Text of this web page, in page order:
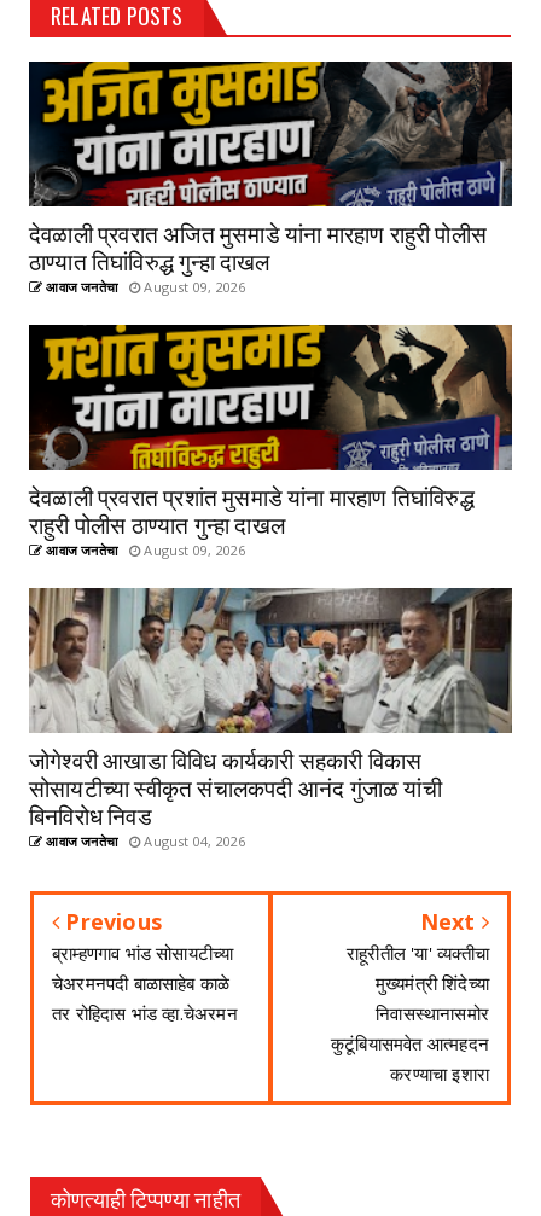
RELATED POSTS
देवळाली प्रवरात अजित मुसमाडे यांना मारहाण राहुरी पोलीस
ठाण्यात तिघांविरुद्ध गुन्हा दाखल
आवाज जनतेचा August 09, 2026
देवळाली प्रवरात प्रशांत मुसमाडे यांना मारहाण तिघांविरुद्ध
राहुरी पोलीस ठाण्यात गुन्हा दाखल
आवाज जनतेचा August 09, 2026
जोगेश्वरी आखाडा विविध कार्यकारी सहकारी विकास
सोसायटीच्या स्वीकृत संचालकपदी आनंद गुंजाळ यांची
बिनविरोध निवड
आवाज जनतेचा August 04, 2026
Previous
ब्राम्हणगाव भांड सोसायटीच्या
चेअरमनपदी बाळासाहेब काळे
तर रोहिदास भांड व्हा.चेअरमन
Next
राहूरीतील 'या' व्यक्तीचा
मुख्यमंत्री शिंदेच्या
निवासस्थानासमोर
कुटूंबियासमवेत आत्महदन
करण्याचा इशारा
कोणत्याही टिप्पण्‍या नाहीत